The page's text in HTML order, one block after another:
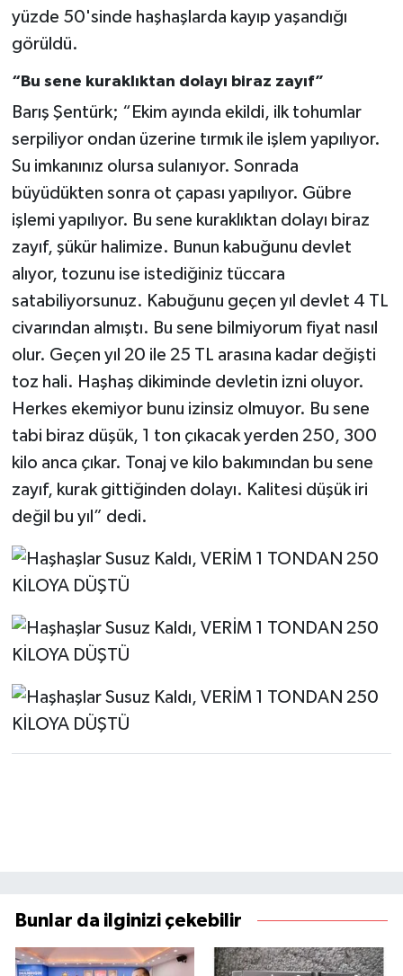
yüzde 50'sinde haşhaşlarda kayıp yaşandığı
görüldü.
“Bu sene kuraklıktan dolayı biraz zayıf”
Barış Şentürk; “Ekim ayında ekildi, ilk tohumlar
serpiliyor ondan üzerine tırmık ile işlem yapılıyor.
Su imkanınız olursa sulanıyor. Sonrada
büyüdükten sonra ot çapası yapılıyor. Gübre
işlemi yapılıyor. Bu sene kuraklıktan dolayı biraz
zayıf, şükür halimize. Bunun kabuğunu devlet
alıyor, tozunu ise istediğiniz tüccara
satabiliyorsunuz. Kabuğunu geçen yıl devlet 4 TL
civarından almıştı. Bu sene bilmiyorum fiyat nasıl
olur. Geçen yıl 20 ile 25 TL arasına kadar değişti
toz hali. Haşhaş dikiminde devletin izni oluyor.
Herkes ekemiyor bunu izinsiz olmuyor. Bu sene
tabi biraz düşük, 1 ton çıkacak yerden 250, 300
kilo anca çıkar. Tonaj ve kilo bakımından bu sene
zayıf, kurak gittiğinden dolayı. Kalitesi düşük iri
değil bu yıl” dedi.
Bunlar da ilginizi çekebilir